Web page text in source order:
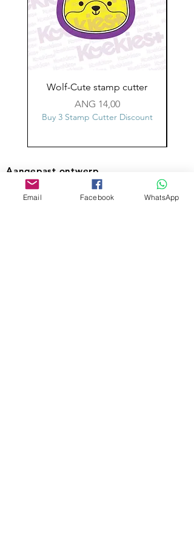
Wolf-Cute stamp cutter
Prijs
ANG 14,00
Buy 3 Stamp Cutter Discount
Aangepast ontwerp
Stempelsnijders
Email Facebook WhatsApp